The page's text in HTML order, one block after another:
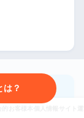
は？